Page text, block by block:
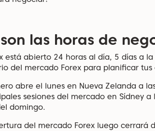
las horas de
está abierto 24 horas al día, 5 días a
del mercado Forex para planificar tus
abre el lunes en Nueva Zelanda a
sesiones del mercado en Sídney
domingo.
del mercado Forex luego cerrará